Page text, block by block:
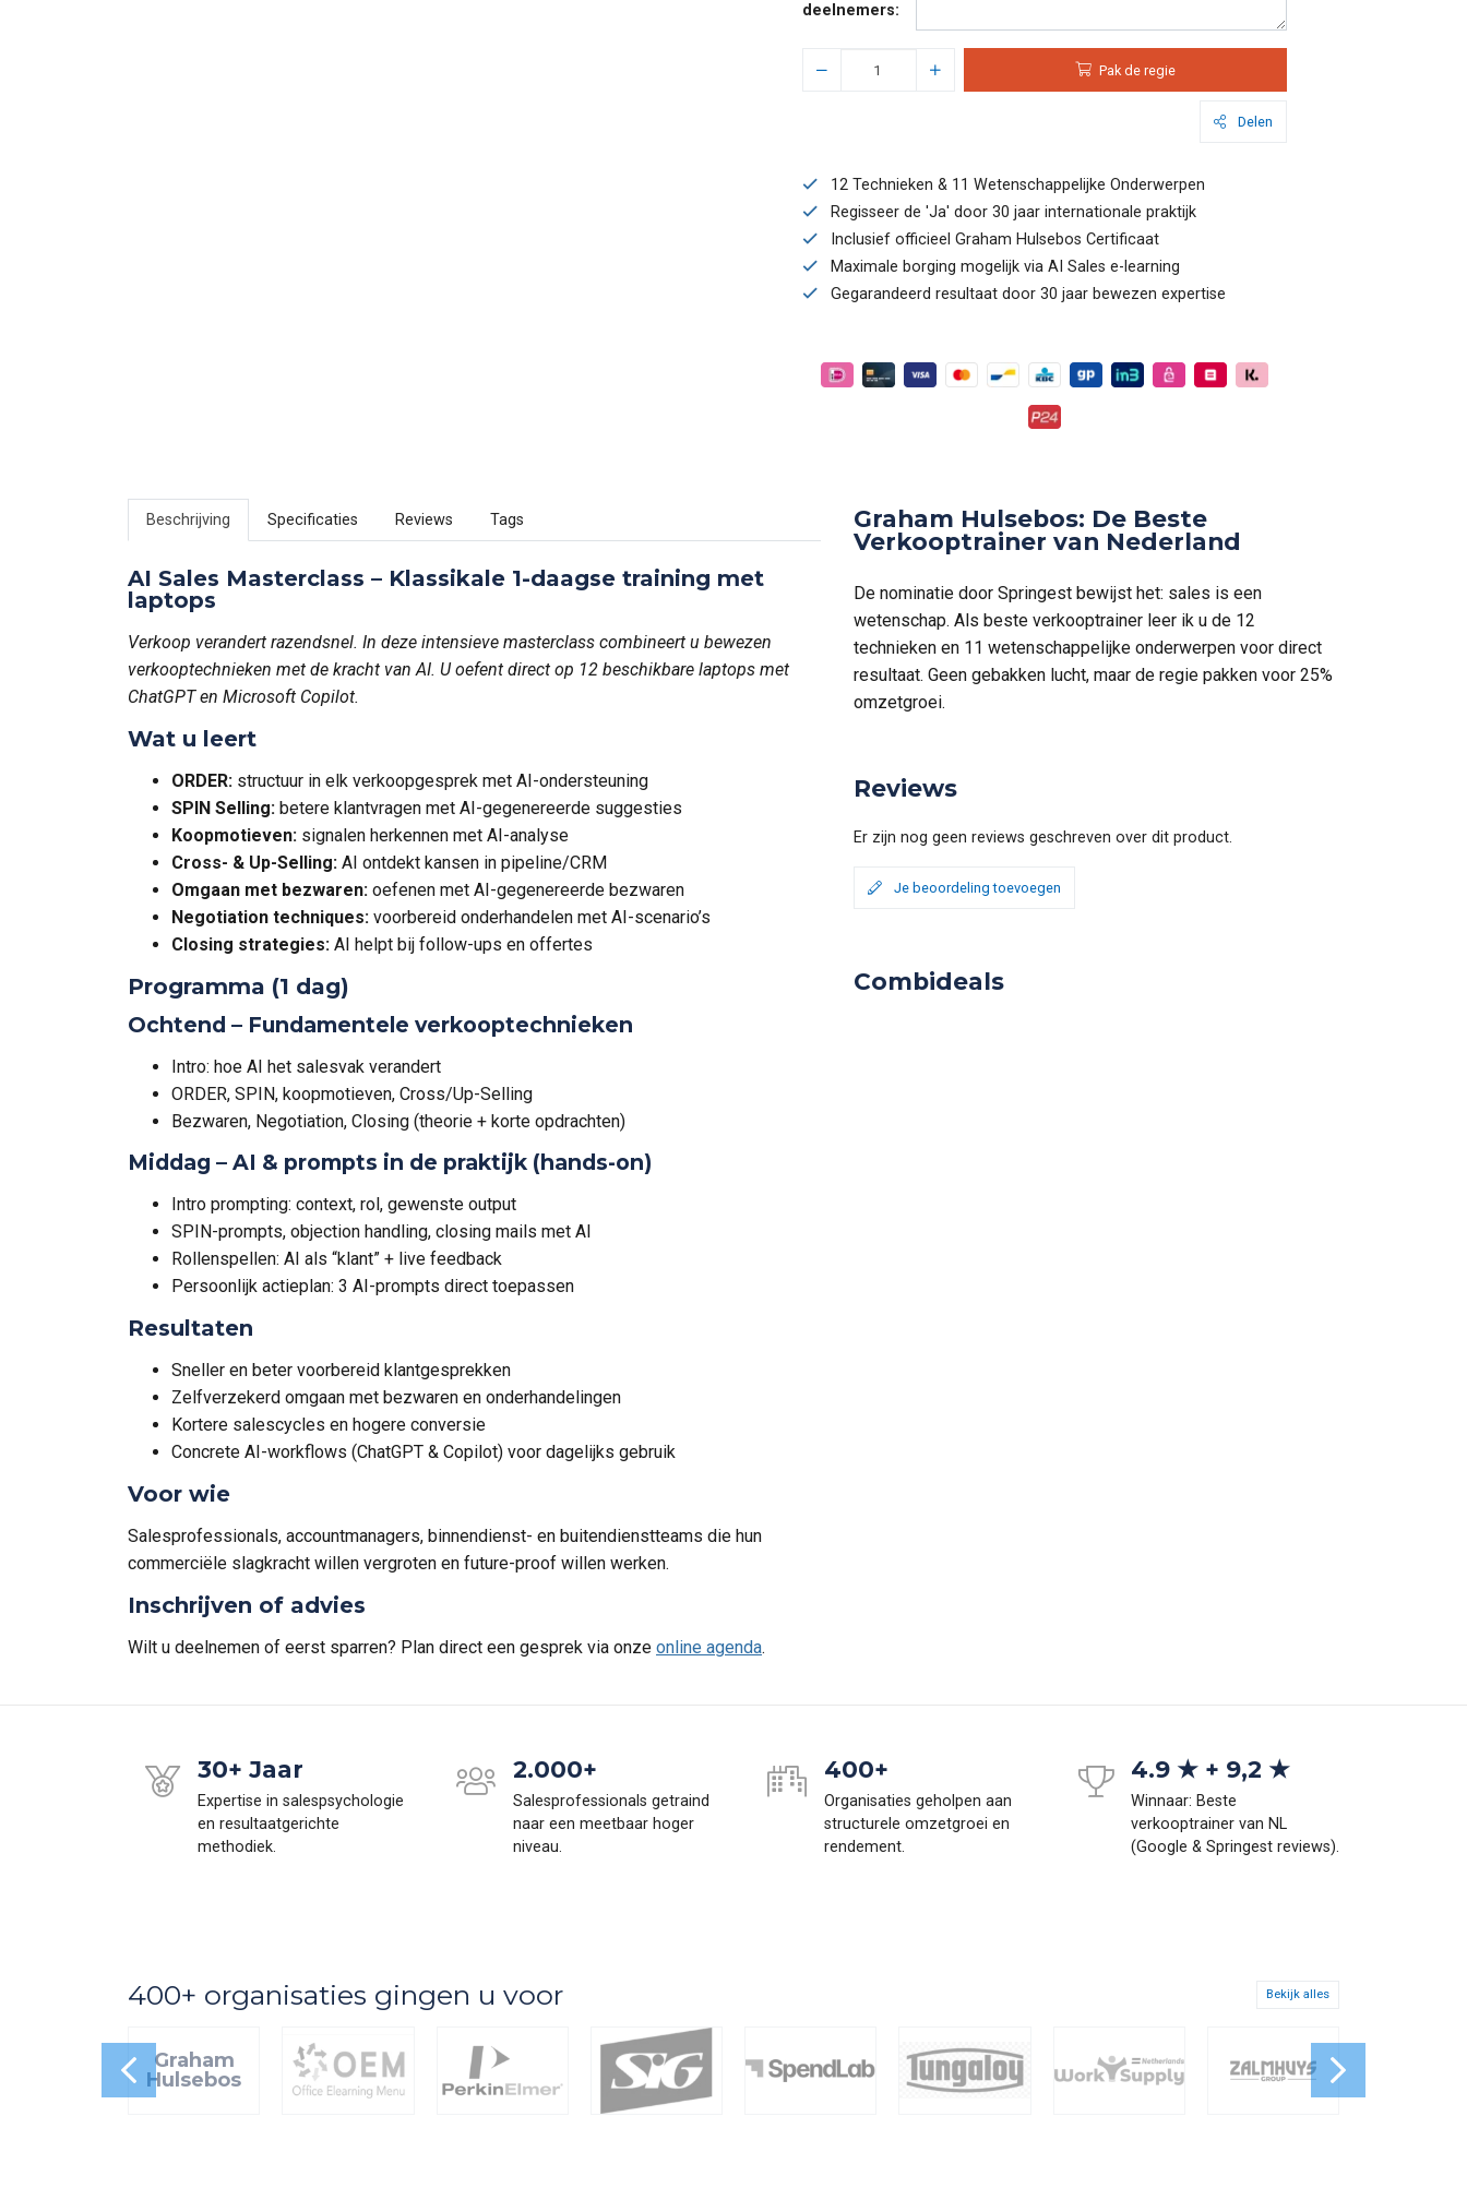
deelnemers:
Pak de regie
Delen
12 Technieken & 11 Wetenschappelijke Onderwerpen
Regisseer de 'Ja' door 30 jaar internationale praktijk
Inclusief officieel Graham Hulsebos Certificaat
Maximale borging mogelijk via AI Sales e-learning
Gegarandeerd resultaat door 30 jaar bewezen expertise
Beschrijving Specificaties Reviews Tags
AI Sales Masterclass – Klassikale 1-daagse training met
laptops
Verkoop verandert razendsnel. In deze intensieve masterclass combineert u bewezen
verkooptechnieken met de kracht van AI. U oefent direct op 12 beschikbare laptops met
ChatGPT en Microsoft Copilot.
Wat u leert
ORDER: structuur in elk verkoopgesprek met AI-ondersteuning
SPIN Selling: betere klantvragen met AI-gegenereerde suggesties
Koopmotieven: signalen herkennen met AI-analyse
Cross- & Up-Selling: AI ontdekt kansen in pipeline/CRM
Omgaan met bezwaren: oefenen met AI-gegenereerde bezwaren
Negotiation techniques: voorbereid onderhandelen met AI-scenario’s
Closing strategies: AI helpt bij follow-ups en offertes
Programma (1 dag)
Ochtend – Fundamentele verkooptechnieken
Intro: hoe AI het salesvak verandert
ORDER, SPIN, koopmotieven, Cross/Up-Selling
Bezwaren, Negotiation, Closing (theorie + korte opdrachten)
Middag – AI & prompts in de praktijk (hands-on)
Intro prompting: context, rol, gewenste output
SPIN-prompts, objection handling, closing mails met AI
Rollenspellen: AI als “klant” + live feedback
Persoonlijk actieplan: 3 AI-prompts direct toepassen
Resultaten
Sneller en beter voorbereid klantgesprekken
Zelfverzekerd omgaan met bezwaren en onderhandelingen
Kortere salescycles en hogere conversie
Concrete AI-workflows (ChatGPT & Copilot) voor dagelijks gebruik
Voor wie
Salesprofessionals, accountmanagers, binnendienst- en buitendienstteams die hun
commerciële slagkracht willen vergroten en future-proof willen werken.
Inschrijven of advies
Wilt u deelnemen of eerst sparren? Plan direct een gesprek via onze online agenda.
Graham Hulsebos: De Beste
Verkooptrainer van Nederland
De nominatie door Springest bewijst het: sales is een
wetenschap. Als beste verkooptrainer leer ik u de 12
technieken en 11 wetenschappelijke onderwerpen voor direct
resultaat. Geen gebakken lucht, maar de regie pakken voor 25%
omzetgroei.
Reviews
Er zijn nog geen reviews geschreven over dit product.
Je beoordeling toevoegen
Combideals
30+ Jaar
Expertise in salespsychologie
en resultaatgerichte
methodiek.
2.000+
Salesprofessionals getraind
naar een meetbaar hoger
niveau.
400+
Organisaties geholpen aan
structurele omzetgroei en
rendement.
4.9 ★ + 9,2 ★
Winnaar: Beste
verkooptrainer van NL
(Google & Springest reviews).
400+ organisaties gingen u voor Bekijk alles
Graham
Hulsebos